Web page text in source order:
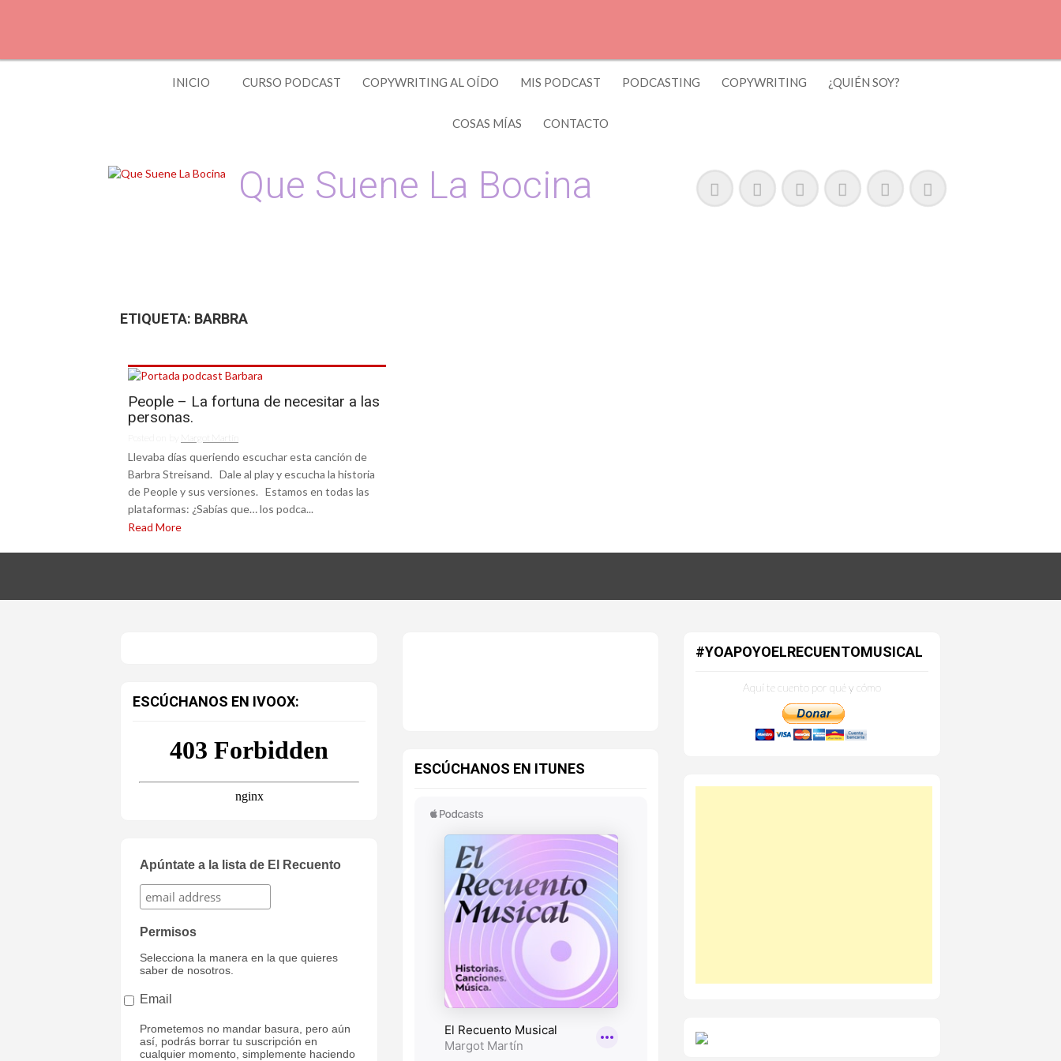
INICIO CURSO PODCAST COPYWRITING AL OÍDO MIS PODCAST PODCASTING COPYWRITING ¿QUIÉN SOY?
COSAS MÍAS CONTACTO
Que Suene La Bocina
ETIQUETA: BARBRA
People – La fortuna de necesitar a las
personas.
Margot Martín
Llevaba días queriendo escuchar esta canción de
Barbra Streisand. Dale al play y escucha la historia
de People y sus versiones. Estamos en todas las
plataformas: ¿Sabías que… los podca...
Read More
ESCÚCHANOS EN IVOOX:
Apúntate a la lista de El Recuento
Permisos
Selecciona la manera en la que quieres
saber de nosotros.
Email
Prometemos no mandar basura, pero aún
así, podrás borrar tu suscripción en
cualquier momento, simplemente haciendo
ESCÚCHANOS EN ITUNES
#YOAPOYOELRECUENTOMUSICAL
Aquí te cuento por qué y cómo